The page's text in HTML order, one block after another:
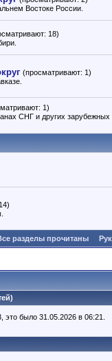
Востоке России.
18)
(просматривают: 1)
1)
СНГ и других зарубежных
разделы прочитаны
было 31.05.2026 в 06:21.